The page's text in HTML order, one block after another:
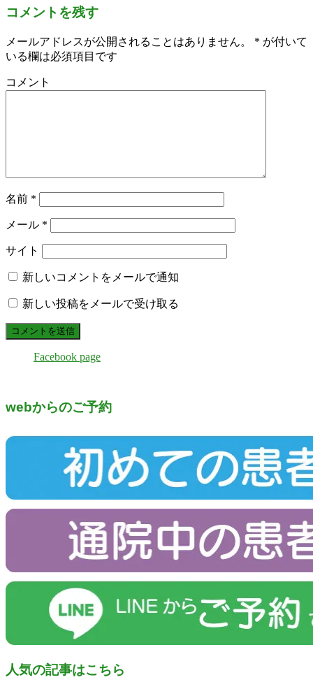
コメントを残す
メールアドレスが公開されることはありません。 * が付いて
いる欄は必須項目です
コメント
名前 *
メール *
サイト
新しいコメントをメールで通知
新しい投稿をメールで受け取る
Facebook page
webからのご予約
人気の記事はこちら